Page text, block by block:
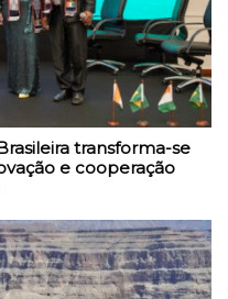
transforma-se
e cooperação